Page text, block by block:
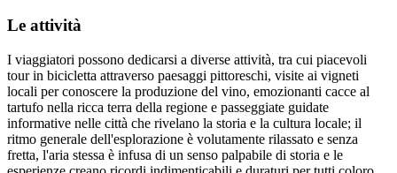
Le attività
I viaggiatori possono dedicarsi a diverse attività, tra cui piacevoli
tour in bicicletta attraverso paesaggi pittoreschi, visite ai vigneti
locali per conoscere la produzione del vino, emozionanti cacce al
tartufo nella ricca terra della regione e passeggiate guidate
informative nelle città che rivelano la storia e la cultura locale; il
ritmo generale dell'esplorazione è volutamente rilassato e senza
fretta, l'aria stessa è infusa di un senso palpabile di storia e le